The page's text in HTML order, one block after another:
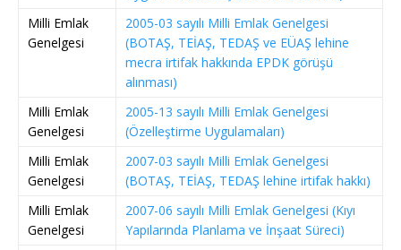
Milli Emlak
Genelgesi
2005-03 sayılı Milli Emlak Genelgesi
(BOTAŞ, TEİAŞ, TEDAŞ ve EÜAŞ lehine
mecra irtifak hakkında EPDK görüşü
alınması)
Milli Emlak
Genelgesi
2005-13 sayılı Milli Emlak Genelgesi
(Özelleştirme Uygulamaları)
Milli Emlak
Genelgesi
2007-03 sayılı Milli Emlak Genelgesi
(BOTAŞ, TEİAŞ, TEDAŞ lehine irtifak hakkı)
Milli Emlak
Genelgesi
2007-06 sayılı Milli Emlak Genelgesi (Kıyı
Yapılarında Planlama ve İnşaat Süreci)